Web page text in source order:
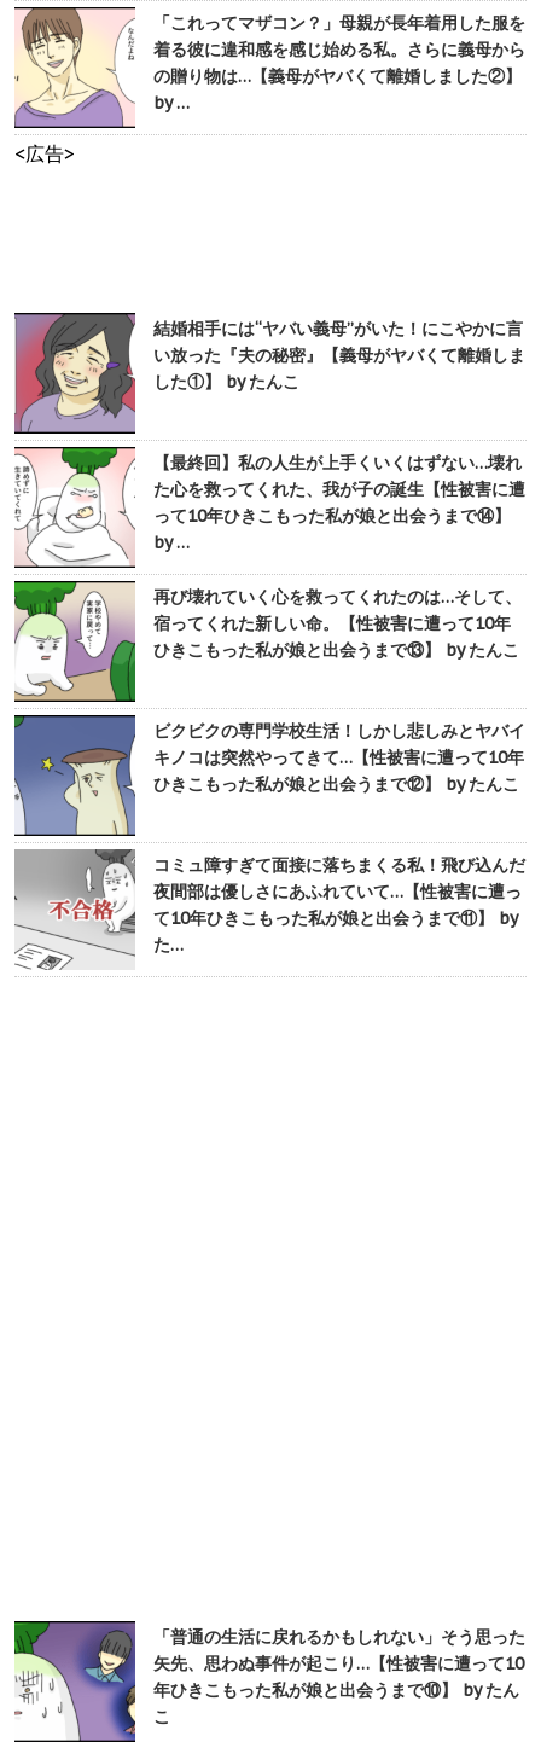
「これってマザコン？」母親が長年着用した服を
着る彼に違和感を感じ始める私。さらに義母から
の贈り物は…【義母がヤバくて離婚しました②】
by …
<広告>
結婚相手には“ヤバい義母”がいた！にこやかに言
い放った『夫の秘密』【義母がヤバくて離婚しま
した①】 by たんこ
【最終回】私の人生が上手くいくはずない…壊れ
た心を救ってくれた、我が子の誕生【性被害に遭
って10年ひきこもった私が娘と出会うまで⑭】
by …
再び壊れていく心を救ってくれたのは…そして、
宿ってくれた新しい命。【性被害に遭って10年
ひきこもった私が娘と出会うまで⑬】 by たんこ
ビクビクの専門学校生活！しかし悲しみとヤバイ
キノコは突然やってきて…【性被害に遭って10年
ひきこもった私が娘と出会うまで⑫】 by たんこ
コミュ障すぎて面接に落ちまくる私！飛び込んだ
夜間部は優しさにあふれていて…【性被害に遭っ
て10年ひきこもった私が娘と出会うまで⑪】 by
た…
「普通の生活に戻れるかもしれない」そう思った
矢先、思わぬ事件が起こり…【性被害に遭って10
年ひきこもった私が娘と出会うまで⑩】 by たん
こ